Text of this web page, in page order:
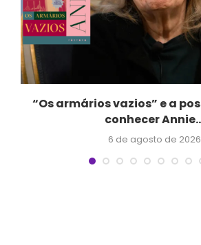
“Os armários vazios” e a
conhecer
6 de agosto de 2026